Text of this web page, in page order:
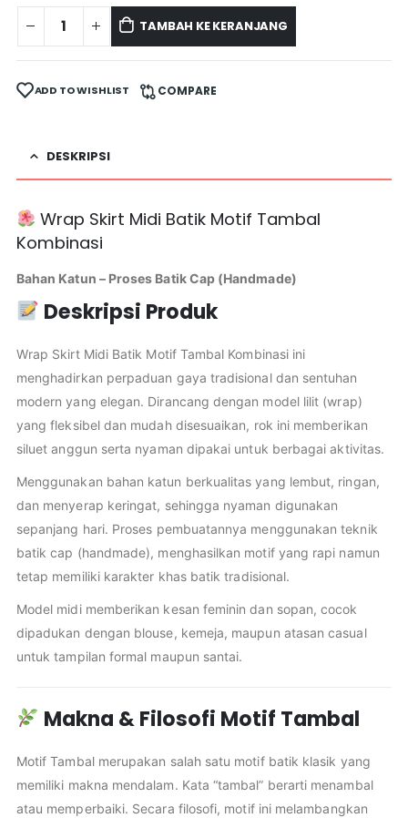
TAMBAH KE KERANJANG
ADD TO WISHLIST COMPARE
DESKRIPSI
Wrap Skirt Midi Batik Motif Tambal
Kombinasi
Bahan Katun – Proses Batik Cap (Handmade)
Deskripsi Produk
Wrap Skirt Midi Batik Motif Tambal Kombinasi ini
menghadirkan perpaduan gaya tradisional dan sentuhan
modern yang elegan. Dirancang dengan model lilit (wrap)
yang fleksibel dan mudah disesuaikan, rok ini memberikan
siluet anggun serta nyaman dipakai untuk berbagai aktivitas.
Menggunakan bahan katun berkualitas yang lembut, ringan,
dan menyerap keringat, sehingga nyaman digunakan
sepanjang hari. Proses pembuatannya menggunakan teknik
batik cap (handmade), menghasilkan motif yang rapi namun
tetap memiliki karakter khas batik tradisional.
Model midi memberikan kesan feminin dan sopan, cocok
dipadukan dengan blouse, kemeja, maupun atasan casual
untuk tampilan formal maupun santai.
Makna & Filosofi Motif Tambal
Motif Tambal merupakan salah satu motif batik klasik yang
memiliki makna mendalam. Kata “tambal” berarti menambal
atau memperbaiki. Secara filosofi, motif ini melambangkan